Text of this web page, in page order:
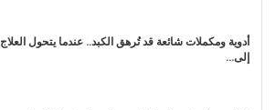
أدوية ومكملات شائعة قد تُرهق الكبد.. عندما يتحول العلاج
إلى…